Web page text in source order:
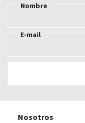
Nombre
E-mail
Nosotros